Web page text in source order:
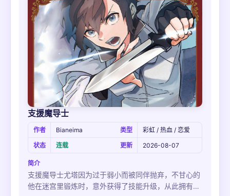
支援魔导士
作者 Bianeima 类型
彩虹 / 热血 / 恋爱
状态
连载 更新 2026-08-07
简介
支援魔导士尤塔因为过于弱小而被同伴抛弃，不甘心的
他在迷宫里锻炼时，意外获得了技能升级，从此拥有了